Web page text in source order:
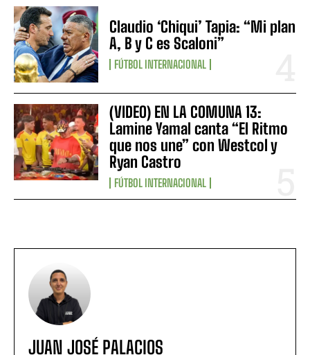
Claudio ‘Chiqui’ Tapia: “Mi plan
A, B y C es Scaloni”
FÚTBOL INTERNACIONAL
(VIDEO) EN LA COMUNA 13:
Lamine Yamal canta “El Ritmo
que nos une” con Westcol y
Ryan Castro
FÚTBOL INTERNACIONAL
JUAN JOSÉ PALACIOS